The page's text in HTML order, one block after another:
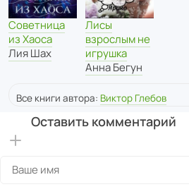
Советница
из Хаоса
Лия Шах
Лисы
взрослым не
игрушка
Анна Бегун
Все книги автора: Виктор Глебов
Оставить комментарий